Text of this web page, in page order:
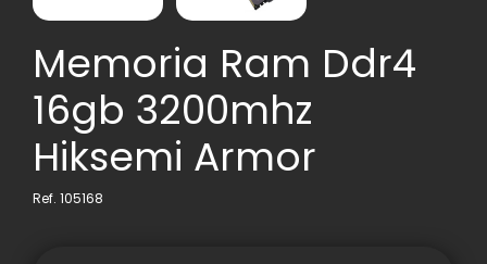
Memoria Ram Ddr4
16gb 3200mhz
Hiksemi Armor
Ref. 105168